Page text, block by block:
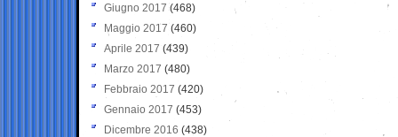
Giugno 2017 (468)
Maggio 2017 (460)
Aprile 2017 (439)
Marzo 2017 (480)
Febbraio 2017 (420)
Gennaio 2017 (453)
Dicembre 2016 (438)